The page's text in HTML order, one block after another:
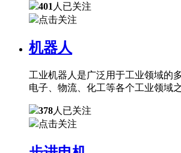
401 人已关注
点击关注
机器人
工业机器人是广泛用于工业领域的
电子、物流、化工等各个工业领域之
378人已关注
点击关注